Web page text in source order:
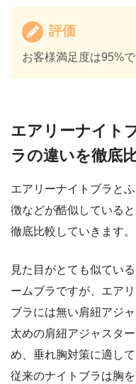
評価
お客様満足度は95%で
エアリーナイト
ラの違いを徹底
エアリーナイトブラと
徴などが酷似している
徹底比較していきます。
見た目がとても似てい
ームブラですが、エア
ブラには無い肩紐アジ
太めの肩紐アジャスタ
め、垂れ胸対策に適して
従来のナイトブラは胸